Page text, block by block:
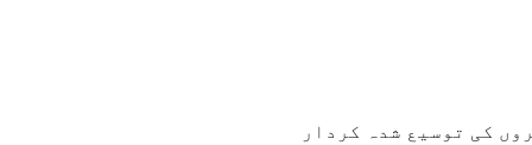
کی توسیع شدہ کردار